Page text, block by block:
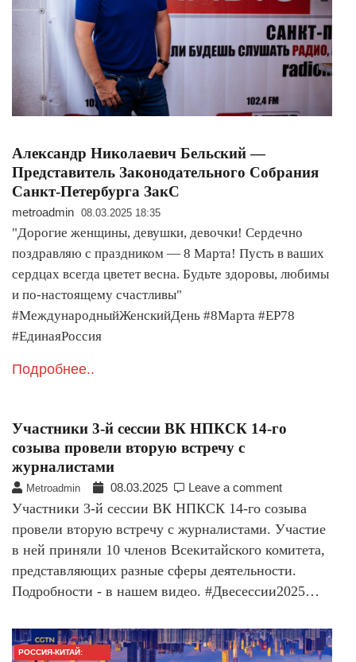
Александр Николаевич Бельский —
Представитель Законодательного Собрания
Санкт-Петербурга ЗакС
metroadmin 08.03.2025 18:35
"Дорогие женщины, девушки, девочки! Сердечно
поздравляю с праздником — 8 Марта! Пусть в ваших
сердцах всегда цветет весна. Будьте здоровы, любимы
и по-настоящему счастливы"
#МеждународныйЖенскийДень #8Марта #ЕР78
#ЕдинаяРоссия
Подробнее..
Участники 3-й сессии ВК НПКСК 14-го
созыва провели вторую встречу с
журналистами
Metroadmin 08.03.2025 Leave a comment
Участники 3-й сессии ВК НПКСК 14-го созыва
провели вторую встречу с журналистами. Участие
в ней приняли 10 членов Всекитайского комитета,
представляющих разные сферы деятельности.
Подробности - в нашем видео. #Двесессии2025…
РОССИЯ-КИТАЙ: